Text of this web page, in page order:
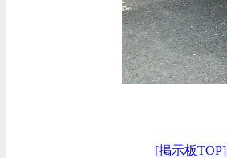
[掲示板TOP]